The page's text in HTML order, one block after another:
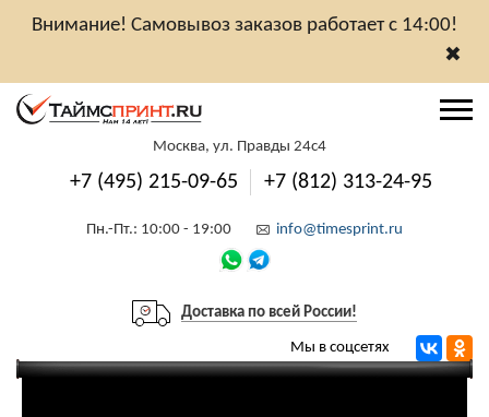
Внимание! Самовывоз заказов работает с 14:00!
✖
Москва, ул. Правды 24с4
+7 (495) 215-09-65 +7 (812) 313-24-95
Пн.-Пт.: 10:00 - 19:00 info@timesprint.ru
Доставка по всей России!
Мы в соцсетях